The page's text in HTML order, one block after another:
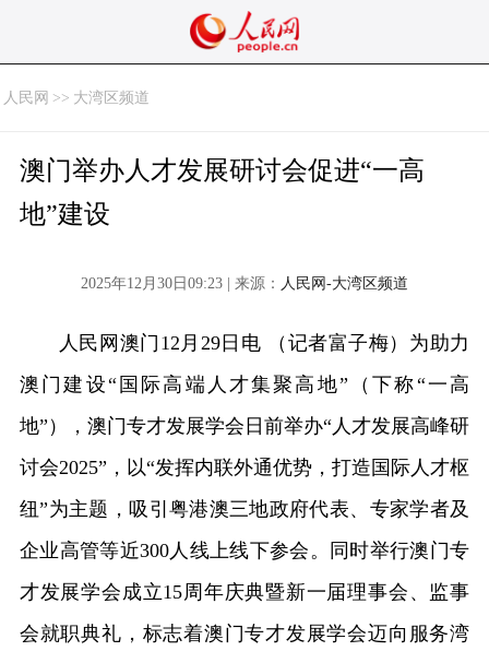
人民网 >> 大湾区频道
澳门举办人才发展研讨会促进“一高
地”建设
2025年12月30日09:23 | 来源： 人民网-大湾区频道
人民网澳门12月29日电 （记者富子梅）为助力
澳门建设“国际高端人才集聚高地”（下称“一高
地”），澳门专才发展学会日前举办“人才发展高峰研
讨会2025”，以“发挥内联外通优势，打造国际人才枢
纽”为主题，吸引粤港澳三地政府代表、专家学者及
企业高管等近300人线上线下参会。同时举行澳门专
才发展学会成立15周年庆典暨新一届理事会、监事
会就职典礼，标志着澳门专才发展学会迈向服务湾